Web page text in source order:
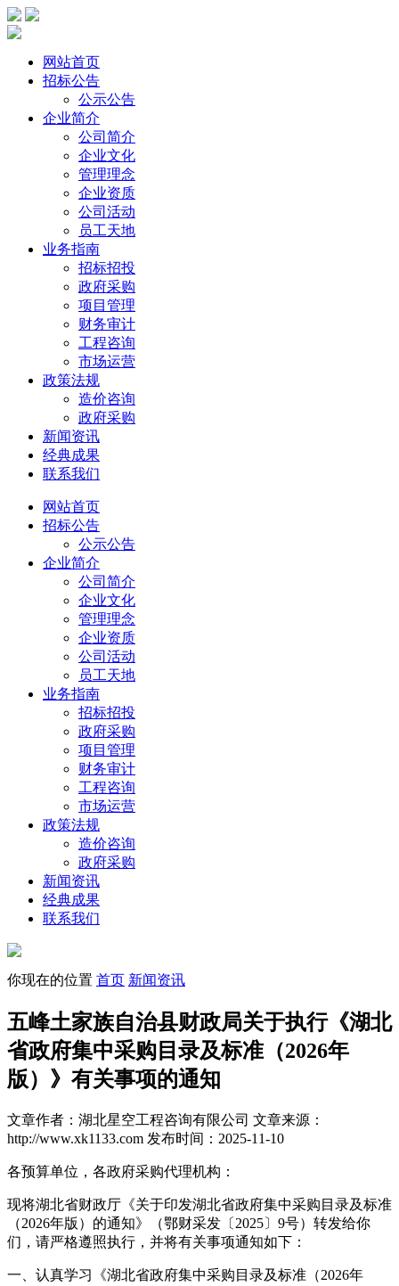
网站首页
招标公告
公示公告
企业简介
公司简介
企业文化
管理理念
企业资质
公司活动
员工天地
业务指南
招标招投
政府采购
项目管理
财务审计
工程咨询
市场运营
政策法规
造价咨询
政府采购
新闻资讯
经典成果
联系我们
网站首页
招标公告
公示公告
企业简介
公司简介
企业文化
管理理念
企业资质
公司活动
员工天地
业务指南
招标招投
政府采购
项目管理
财务审计
工程咨询
市场运营
政策法规
造价咨询
政府采购
新闻资讯
经典成果
联系我们
你现在的位置 首页 新闻资讯
五峰土家族自治县财政局关于执行《湖北
省政府集中采购目录及标准（2026年
版）》有关事项的通知
文章作者：湖北星空工程咨询有限公司 文章来源：
http://www.xk1133.com 发布时间：2025-11-10
各预算单位，各政府采购代理机构：
现将湖北省财政厅《关于印发湖北省政府集中采购目录及标准
（2026年版）的通知》（鄂财采发〔2025〕9号）转发给你
们，请严格遵照执行，并将有关事项通知如下：
一、认真学习《湖北省政府集中采购目录及标准（2026年